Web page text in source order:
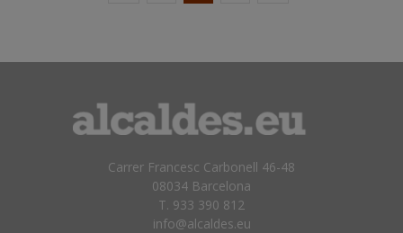
Carrer Francesc Carbonell 46-48
08034 Barcelona
T. 933 390 812
info@alcaldes.eu